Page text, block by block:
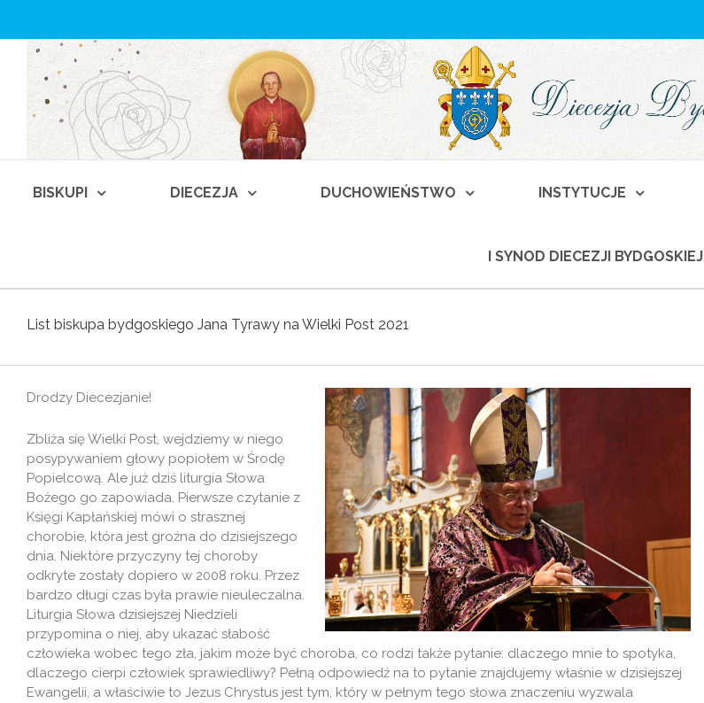
BISKUPI DIECEZJA DUCHOWIEŃSTWO INSTYTUCJE
I SYNOD DIECEZJI BYDGOSKIEJ
List biskupa bydgoskiego Jana Tyrawy na Wielki Post 2021
Drodzy Diecezjanie!
Zbliża się Wielki Post, wejdziemy w niego
posypywaniem głowy popiołem w Środę
Popielcową. Ale już dziś liturgia Słowa
Bożego go zapowiada. Pierwsze czytanie z
Księgi Kapłańskiej mówi o strasznej
chorobie, która jest groźna do dzisiejszego
dnia. Niektóre przyczyny tej choroby
odkryte zostały dopiero w 2008 roku. Przez
bardzo długi czas była prawie nieuleczalna.
Liturgia Słowa dzisiejszej Niedzieli
przypomina o niej, aby ukazać słabość
człowieka wobec tego zła, jakim może być choroba, co rodzi także pytanie: dlaczego mnie to spotyka,
dlaczego cierpi człowiek sprawiedliwy? Pełną odpowiedź na to pytanie znajdujemy właśnie w dzisiejszej
Ewangelii, a właściwie to Jezus Chrystus jest tym, który w pełnym tego słowa znaczeniu wyzwala